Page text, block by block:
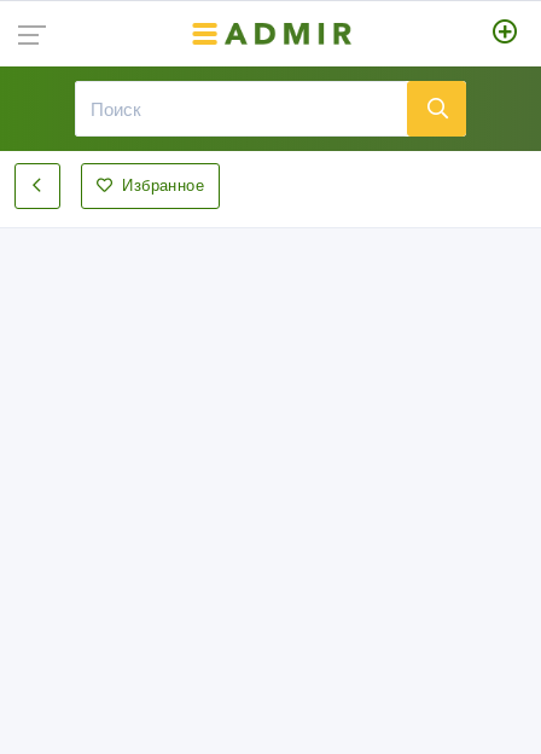
Избранное